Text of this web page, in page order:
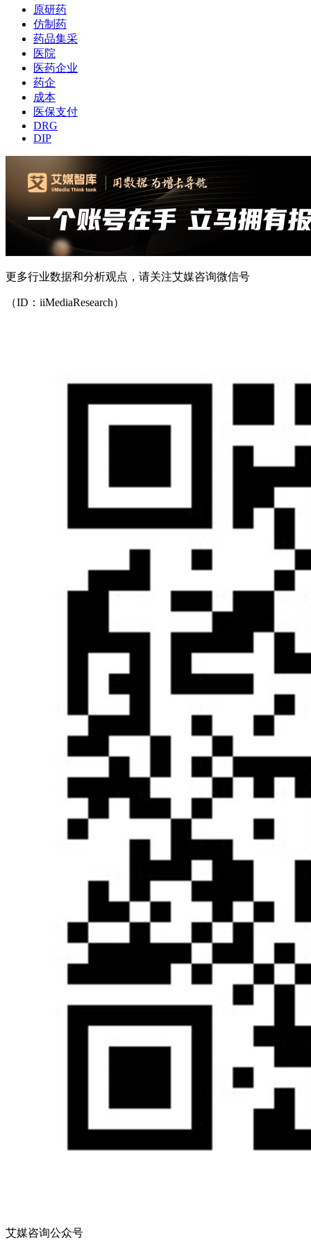
原研药
仿制药
药品集采
医院
医药企业
药企
成本
医保支付
DRG
DIP
更多行业数据和分析观点，请关注艾媒咨询微信号
（ID：iiMediaResearch）
艾媒咨询公众号